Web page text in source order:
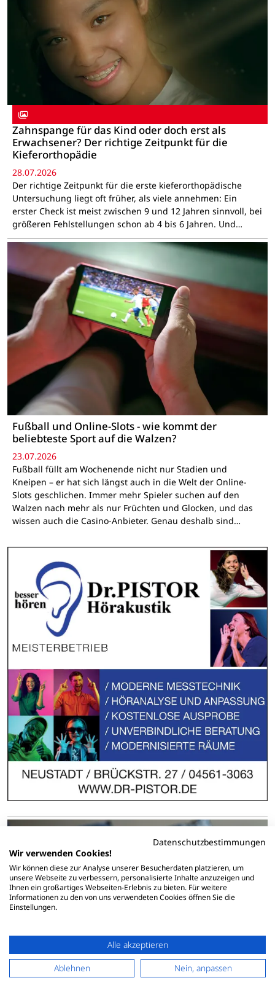
Zahnspange für das Kind oder doch erst als
Erwachsener? Der richtige Zeitpunkt für die
Kieferorthopädie
28.07.2026
Der richtige Zeitpunkt für die erste kieferorthopädische
Untersuchung liegt oft früher, als viele annehmen: Ein
erster Check ist meist zwischen 9 und 12 Jahren sinnvoll, bei
größeren Fehlstellungen schon ab 4 bis 6 Jahren. Und…
Fußball und Online-Slots - wie kommt der
beliebteste Sport auf die Walzen?
23.07.2026
Fußball füllt am Wochenende nicht nur Stadien und
Kneipen – er hat sich längst auch in die Welt der Online-
Slots geschlichen. Immer mehr Spieler suchen auf den
Walzen nach mehr als nur Früchten und Glocken, und das
wissen auch die Casino-Anbieter. Genau deshalb sind…
Datenschutzbestimmungen
Wir verwenden Cookies!
Wir können diese zur Analyse unserer Besucherdaten platzieren, um
unsere Webseite zu verbessern, personalisierte Inhalte anzuzeigen und
Ihnen ein großartiges Webseiten-Erlebnis zu bieten. Für weitere
Informationen zu den von uns verwendeten Cookies öffnen Sie die
Einstellungen.
Alle akzeptieren
Ablehnen
Nein, anpassen